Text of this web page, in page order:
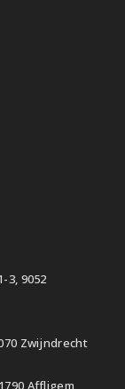
3, 9052
Zwijndrecht
Affligem